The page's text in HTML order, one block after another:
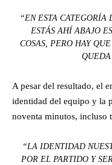
“EN ESTA CATEGORÍA
ESTÁS AHÍ ABAJO
COSAS, PERO HAY
A pesar del resultado, el
identidad del equipo y la
noventa minutos, incluso
“LA IDENTIDAD
POR EL PARTIDO Y